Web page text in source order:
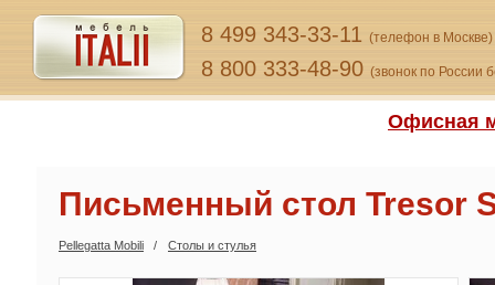
8 499 343-33-11 (телефон в Москве)
8 800 333-48-90 (звонок по России
Офисная
Письменный стол Tresor
Pellegatta Mobili Столы и стулья